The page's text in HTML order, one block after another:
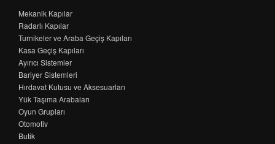
Mekanik Kapılar
Radarlı Kapılar
Turnikeler ve Araba Geçiş Kapıları
Kasa Geçiş Kapıları
Ayırıcı Sistemler
Bariyer Sistemleri
Hırdavat Kutusu ve Aksesuarları
Yük Taşıma Arabaları
Oyun Grupları
Otomotiv
Butik